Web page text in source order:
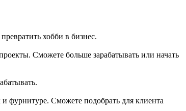
хобби в бизнес.
Сможете больше зарабатывать или начать
фурнитуре. Сможете подобрать для клиента